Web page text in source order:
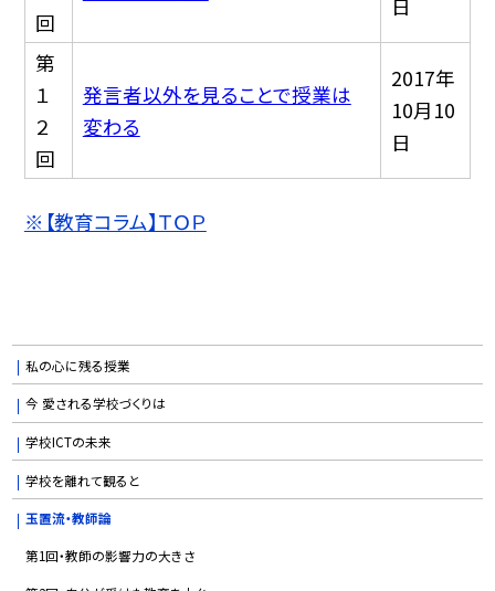
回
日
第
１
２
回
発言者以外を見ることで授業は
変わる
2017年
10月10
日
※【教育コラム】ＴＯＰ
私の心に残る授業
今 愛される学校づくりは
学校ICTの未来
学校を離れて観ると
玉置流・教師論
第1回・教師の影響力の大きさ